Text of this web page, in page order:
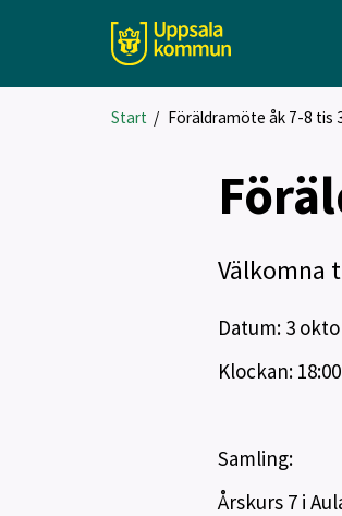
Start / Föräldramöte åk 7-8 tis
Välkomna
Datum: 3
Klockan: 18:00
Samling:
Årskurs 7 i